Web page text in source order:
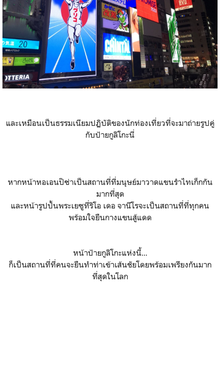
และเหมือนเป็นธรรมเนียมปฏิบัติของนักท่องเที่ยวที่จะมาถ่ายรูปคู่
กับป้ายกูลิโกะนี่
หากหน้าหอเอนปิซ่าเป็นสถานที่ที่มนุษย์มาวาดแขนรำไทเก็กกัน
มากที่สุด
และหน้ารูปปั้นพระเยซูที่ริโอ เดอ จานีโรจะเป็นสถานที่ที่ทุกคน
พร้อมใจยืนกางแขนสู้แดด
หน้าป้ายกูลิโกะแห่งนี้...
ก็เป็นสถานที่ที่คนจะยืนทำท่าเข้าเส้นชัยโดยพร้อมเพรียงกันมาก
ที่สุดในโลก